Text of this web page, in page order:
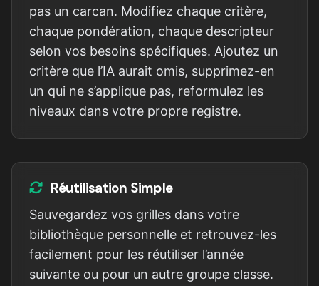
pas un carcan. Modifiez chaque critère,
chaque pondération, chaque descripteur
selon vos besoins spécifiques. Ajoutez un
critère que l’IA aurait omis, supprimez-en
un qui ne s’applique pas, reformulez les
niveaux dans votre propre registre.
Réutilisation Simple
Sauvegardez vos grilles dans votre
bibliothèque personnelle et retrouvez-les
facilement pour les réutiliser l’année
suivante ou pour un autre groupe classe.